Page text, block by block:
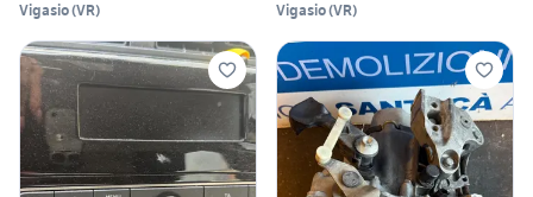
Vigasio(VR) Vigasio(VR)